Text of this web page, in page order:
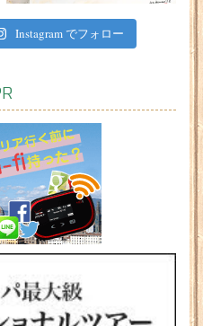
Instagram でフォロー